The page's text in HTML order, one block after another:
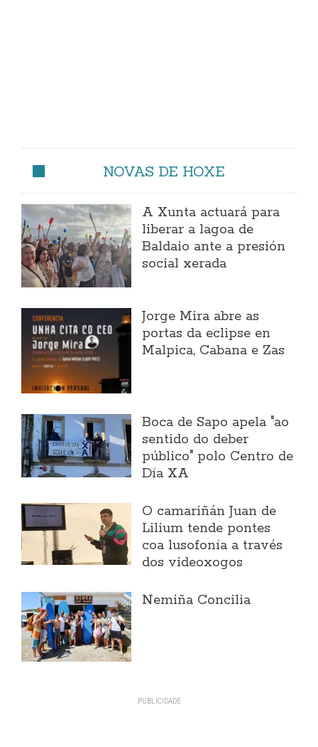
NOVAS DE HOXE
A Xunta actuará para
liberar a lagoa de
Baldaio ante a presión
social xerada
Jorge Mira abre as
portas da eclipse en
Malpica, Cabana e Zas
Boca de Sapo apela "ao
sentido do deber
público" polo Centro de
Día XA
O camariñán Juan de
Lilium tende pontes
coa lusofonía a través
dos videoxogos
Nemiña Concilia